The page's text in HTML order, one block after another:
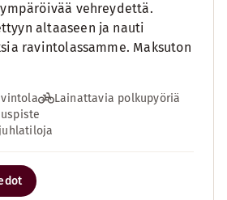
vehreydettä.
altaaseen ja nauti
ravintolassamme. Maksuton
Lainattavia polkupyöriä